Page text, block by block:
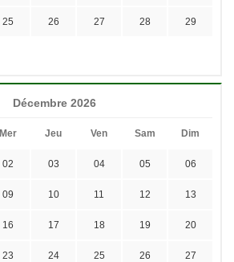
25 26 27 28 29
Décembre 2026
Mer Jeu Ven Sam Dim
02 03 04 05 06
09 10 11 12 13
16 17 18 19 20
23 24 25 26 27